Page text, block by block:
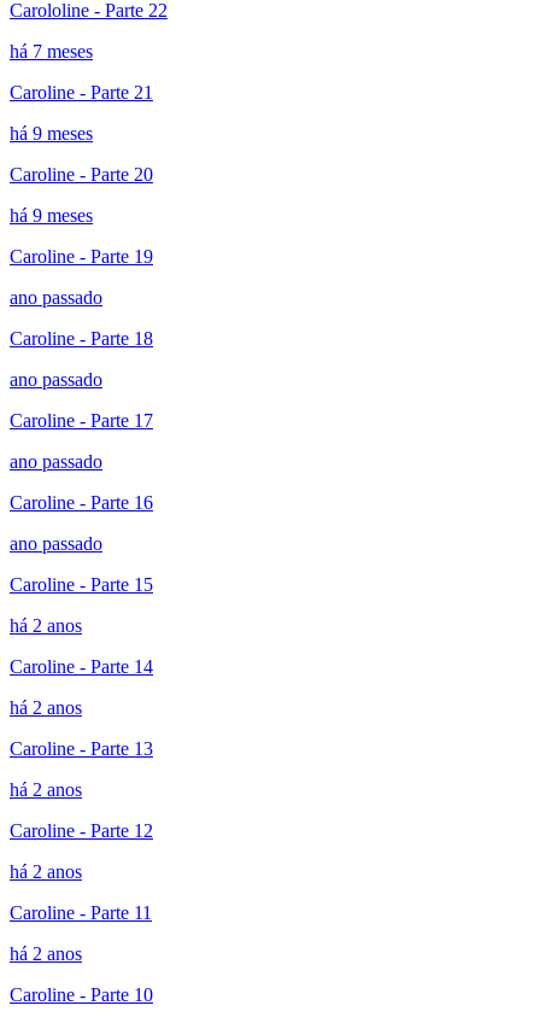
Carololine - Parte 22
há 7 meses
Caroline - Parte 21
há 9 meses
Caroline - Parte 20
há 9 meses
Caroline - Parte 19
ano passado
Caroline - Parte 18
ano passado
Caroline - Parte 17
ano passado
Caroline - Parte 16
ano passado
Caroline - Parte 15
há 2 anos
Caroline - Parte 14
há 2 anos
Caroline - Parte 13
há 2 anos
Caroline - Parte 12
há 2 anos
Caroline - Parte 11
há 2 anos
Caroline - Parte 10